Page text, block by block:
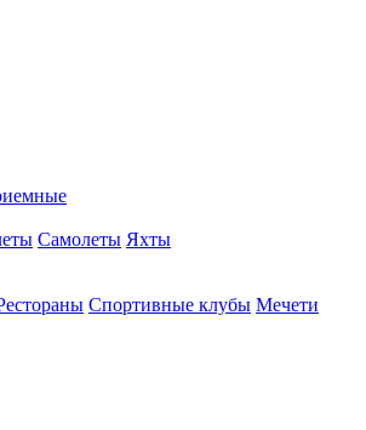
Самолеты Яхты
Спортивные клубы Мечети